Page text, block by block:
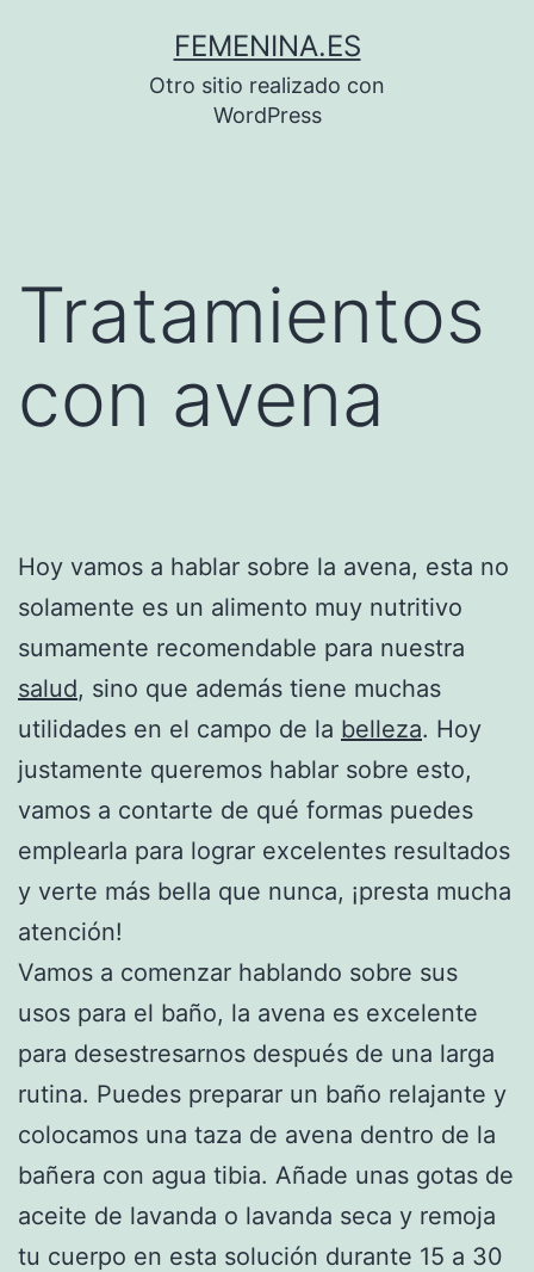
FEMENINA.ES
Otro sitio realizado con
WordPress
Tratamientos
con avena
Hoy vamos a hablar sobre la avena, esta no
solamente es un alimento muy nutritivo
sumamente recomendable para nuestra
salud, sino que además tiene muchas
utilidades en el campo de la belleza. Hoy
justamente queremos hablar sobre esto,
vamos a contarte de qué formas puedes
emplearla para lograr excelentes resultados
y verte más bella que nunca, ¡presta mucha
atención!
Vamos a comenzar hablando sobre sus
usos para el baño, la avena es excelente
para desestresarnos después de una larga
rutina. Puedes preparar un baño relajante y
colocamos una taza de avena dentro de la
bañera con agua tibia. Añade unas gotas de
aceite de lavanda o lavanda seca y remoja
tu cuerpo en esta solución durante 15 a 30